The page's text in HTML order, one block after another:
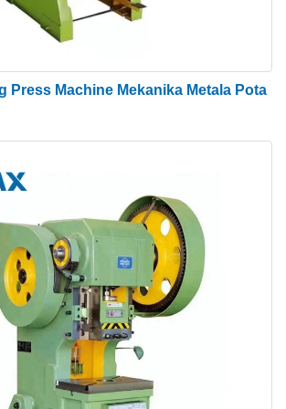
de formado kaj desegnado
malgrandaj kuroj.
varioj ne influas la forton kiu povas
Punĉa Maŝino
de lado por vendo estas vaste
kaj formado de elektroniko,
hejmaj aparatoj, mebloj,
motorcikloj, bicikloj), metalaj
Press Machine Mekanika Metala Pota